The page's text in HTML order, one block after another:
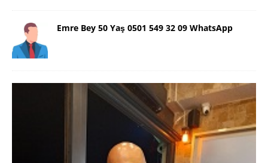
Emre Bey 50 Yaş 0501 549 32 09 WhatsApp
Danimarka Mustafa Bey 45 Yaş +45
42 48 17 28 WhatsApp
Lütfen Danimarka dışı aramasın. Selam ben
Danimarka’dan Mustafa 45 yaşında, 1.88 boyunda,